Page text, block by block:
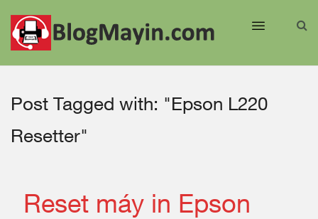
Post Tagged with: "Epson L220
Resetter"
Reset máy in Epson